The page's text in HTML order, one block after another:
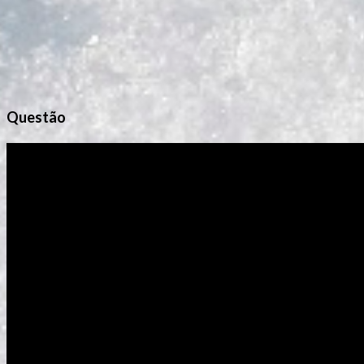
Questão